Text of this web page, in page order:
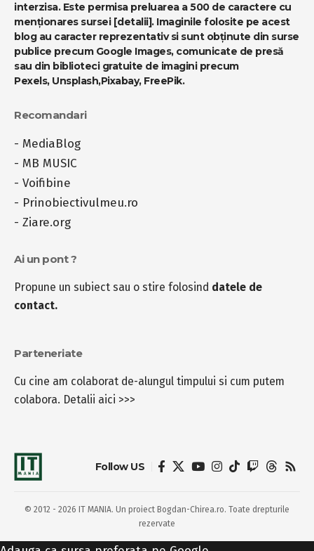
interzisa. Este permisa preluarea a 500 de caractere cu
menționares sursei [detalii]. Imaginile folosite pe acest
blog au caracter reprezentativ si sunt obținute din surse
publice precum Google Images, comunicate de presă
sau din biblioteci gratuite de imagini precum
Pexels, Unsplash,Pixabay, FreePik.
Recomandari
- MediaBlog
- MB MUSIC
- Voifibine
- Prinobiectivulmeu.ro
- Ziare.org
Ai un pont ?
Propune un subiect sau o stire folosind datele de
contact.
Parteneriate
Cu cine am colaborat de-alungul timpului si cum putem
colabora. Detalii aici >>>
Follow US
© 2012 - 2026 IT MANIA. Un proiect Bogdan-Chirea.ro. Toate drepturile
rezervate